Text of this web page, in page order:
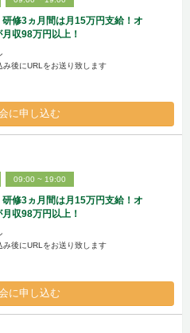
研修3ヵ月間は月15万円支給！オ
収98万円以上！
み後にURLをお送り致します
に申し込む
09:00 ~ 19:00
研修3ヵ月間は月15万円支給！オ
収98万円以上！
み後にURLをお送り致します
に申し込む